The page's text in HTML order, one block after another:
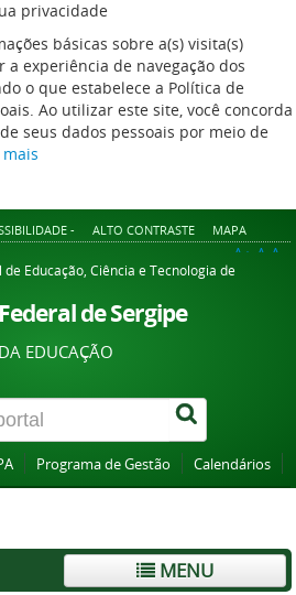
privacidade
básicas sobre a(s) visita(s)
experiência de navegação dos
o que estabelece a Política de
Ao utilizar este site, você concorda
seus dados pessoais por meio de
mais
- ALTO CONTRASTE MAPA
A+ A A-
Educação, Ciência e Tecnologia de
de Sergipe
EDUCAÇÃO
Programa de Gestão Calendários
MENU